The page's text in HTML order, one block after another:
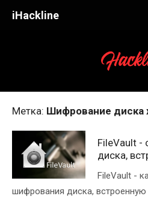
iHackline
Метка: Шифрование диска
FileVault -
диска,
FileVault -
шифрования диска, встроенную